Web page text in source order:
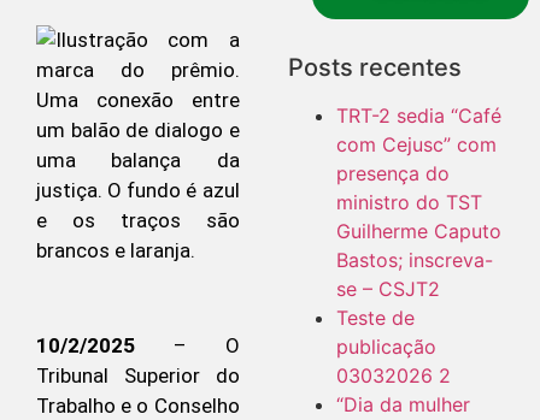
10/2/2025 – O
Tribunal Superior do
Trabalho e o Conselho
Posts recentes
TRT-2 sedia “Café
com Cejusc” com
presença do
ministro do TST
Guilherme Caputo
Bastos; inscreva-
se – CSJT2
Teste de
publicação
03032026 2
“Dia da mulher